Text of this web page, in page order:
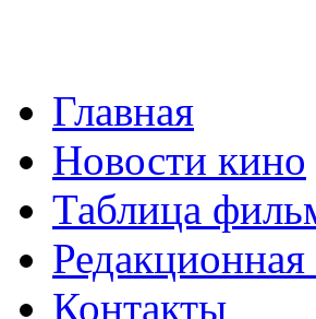
Главная
Новости кино
Таблица
Контакты